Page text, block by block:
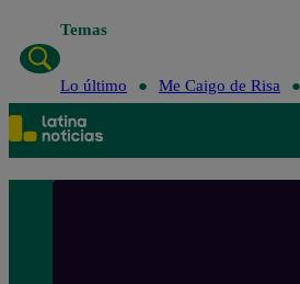
Temas
Lo último Me Caigo de Risa